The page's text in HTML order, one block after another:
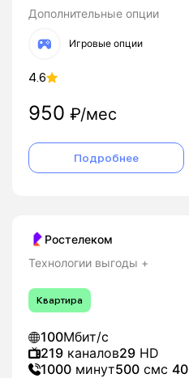
Дополнительные опции
Игровые опции
4.6
950 ₽/мес
Подробнее
Ростелеком
Технологии выгоды +
Квартира
100Мбит/с
219 каналов29 HD
1000 минут500 смс 40